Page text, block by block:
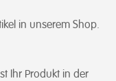
in unserem Shop.
Ihr Produkt in der